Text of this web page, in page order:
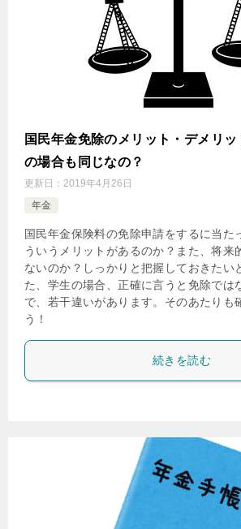
国民年金免除のメリット・デメリ
の場合も同じなの？
更新日： 2019年4月26日
年金
国民年金保険料の免除申請をするに当た
ういうメリットがあるのか？また、将来
ないのか？しっかりと把握しておきたい
た、学生の場合、正確に言うと免除では
で、若干違いがあります。そのあたりも
う！
続きを読む